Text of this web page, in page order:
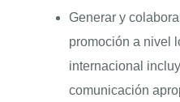
Generar y
promoción a nivel
internacional
comunicación